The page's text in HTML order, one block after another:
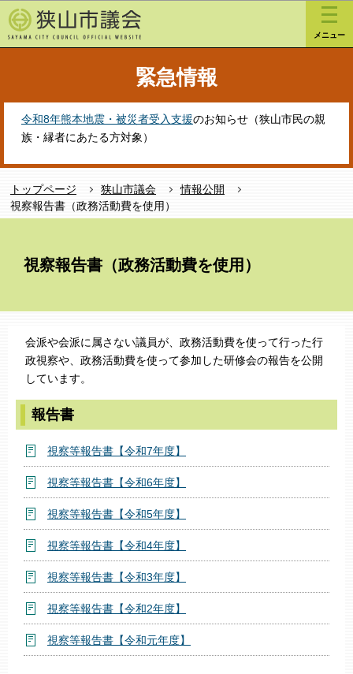
の
ペ
す
このページの本文へ移動
メニュー
緊急情報
令和8年熊本地震・被災者受入支援のお知らせ（狭山市民の親
族・縁者にあたる方対象）
トップページ 狭山市議会
情報公開
視察報告書（政務活動費を使用）
視察報告書（政務活動費を使用）
会派や会派に属さない議員が、政務活動費を使って行った行
政視察や、政務活動費を使って参加した研修会の報告を公開
しています。
報告書
視察等報告書【令和7年度】
視察等報告書【令和6年度】
視察等報告書【令和5年度】
視察等報告書【令和4年度】
視察等報告書【令和3年度】
視察等報告書【令和2年度】
視察等報告書【令和元年度】